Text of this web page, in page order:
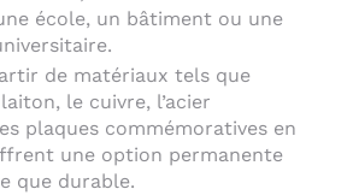
école, un bâtiment ou une
de matériaux tels que
le cuivre, l’acier
plaques commémoratives en
une option permanente
que durable.